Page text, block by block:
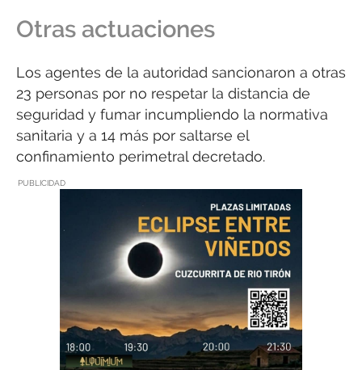
Otras actuaciones
Los agentes de la autoridad sancionaron a otras
23 personas por no respetar la distancia de
seguridad y fumar incumpliendo la normativa
sanitaria y a 14 más por saltarse el
confinamiento perimetral decretado.
PUBLICIDAD